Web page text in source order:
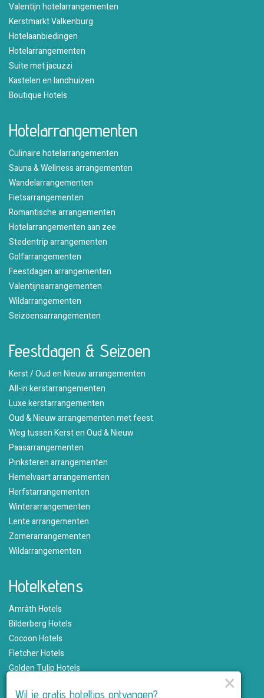
Valentijn hotelarrangementen
Kerstmarkt Valkenburg
Hotelaanbiedingen
Hotelarrangementen
Suite met jacuzzi
Kastelen en landhuizen
Boutique Hotels
Hotelarrangementen
Culinaire hotelarrangementen
Sauna & Wellness arrangementen
Wandelarrangementen
Fietsarrangementen
Romantische arrangementen
Hotelarrangementen aan zee
Stedentrip arrangementen
Golfarrangementen
Feestdagen arrangementen
Valentijnsarrangementen
Wildarrangementen
Seizoensarrangementen
Feestdagen & Seizoen
Kerst / Oud en Nieuw arrangementen
All-in kerstarrangementen
Luxe kerstarrangementen
Oud & Nieuw arrangementen met feest
Weg tussen Kerst en Oud & Nieuw
Paasarrangementen
Pinksteren arrangementen
Hemelvaart arrangementen
Herfstarrangementen
Winterarrangementen
Lente arrangementen
Zomerarrangementen
Wildarrangementen
Hotelketens
Amrâth Hotels
Bilderberg Hotels
Cocoon Hotels
Fletcher Hotels
Golden Tulip Hotels
×
Wil je gratis hoteltips ontvangen?